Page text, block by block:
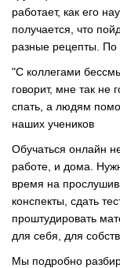
работает, как его
получается, что
разные рецепты. По
"С коллегами
говорит, мне так не
спать, а людям
наших учеников
Обучаться онлайн
работе, и дома.
время на
конспекты, сдать
проштудировать
для себя, для
Мы подробно